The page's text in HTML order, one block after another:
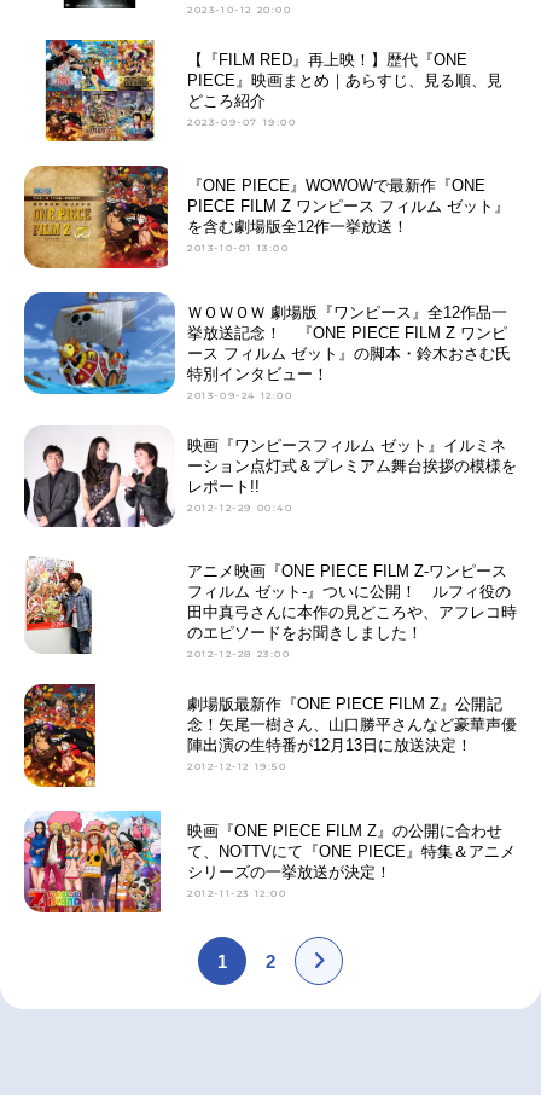
2023-10-12 20:00
【『FILM RED』再上映！】歴代『ONE
PIECE』映画まとめ｜あらすじ、見る順、見
どころ紹介
2023-09-07 19:00
『ONE PIECE』WOWOWで最新作『ONE
PIECE FILM Z ワンピース フィルム ゼット』
を含む劇場版全12作一挙放送！
2013-10-01 13:00
ＷＯＷＯＷ 劇場版『ワンピース』全12作品一
挙放送記念！ 『ONE PIECE FILM Z ワンピ
ース フィルム ゼット』の脚本・鈴木おさむ氏
特別インタビュー！
2013-09-24 12:00
映画『ワンピースフィルム ゼット』イルミネ
ーション点灯式＆プレミアム舞台挨拶の模様を
レポート!!
2012-12-29 00:40
アニメ映画『ONE PIECE FILM Z-ワンピース
フィルム ゼット-』ついに公開！ ルフィ役の
田中真弓さんに本作の見どころや、アフレコ時
のエピソードをお聞きしました！
2012-12-28 23:00
劇場版最新作『ONE PIECE FILM Z』公開記
念！矢尾一樹さん、山口勝平さんなど豪華声優
陣出演の生特番が12月13日に放送決定！
2012-12-12 19:50
映画『ONE PIECE FILM Z』の公開に合わせ
て、NOTTVにて『ONE PIECE』特集＆アニメ
シリーズの一挙放送が決定！
2012-11-23 12:00
1 2